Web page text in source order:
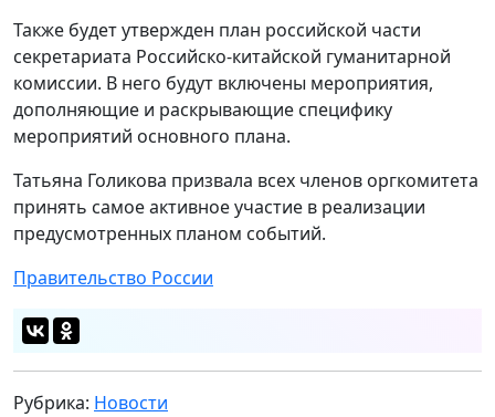
Также будет утвержден план российской части
секретариата Российско-китайской гуманитарной
комиссии. В него будут включены мероприятия,
дополняющие и раскрывающие специфику
мероприятий основного плана.
Татьяна Голикова призвала всех членов оргкомитета
принять самое активное участие в реализации
предусмотренных планом событий.
Правительство России
Рубрика: Новости